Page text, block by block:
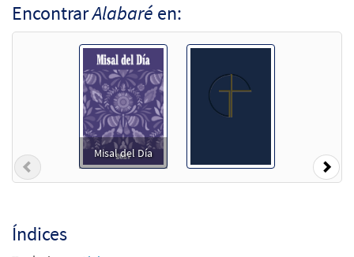
Alabaré/O Come and Sing [Partitura]
Llame para ordenar
Alabaré/O Come and Sing [Partitura -
Descargue]
$3.50 87101 DIGITAL
Alabaré / O Come and Sing
EncontrarAlabaré en:
Misal del Día
Previous
Índices